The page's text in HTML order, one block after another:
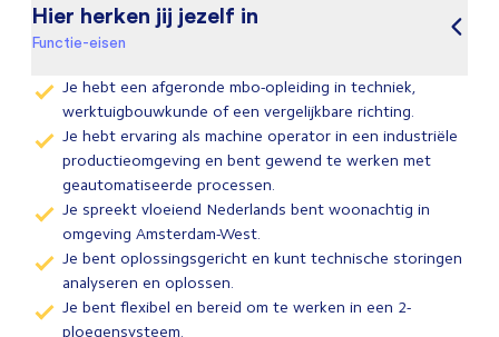
Hier herken jij jezelf in
Functie-eisen
Je hebt een afgeronde mbo-opleiding in techniek,
werktuigbouwkunde of een vergelijkbare richting.
Je hebt ervaring als machine operator in een industriële
productieomgeving en bent gewend te werken met
geautomatiseerde processen.
Je spreekt vloeiend Nederlands bent woonachtig in
omgeving Amsterdam-West.
Je bent oplossingsgericht en kunt technische storingen
analyseren en oplossen.
Je bent flexibel en bereid om te werken in een 2-
ploegensysteem.